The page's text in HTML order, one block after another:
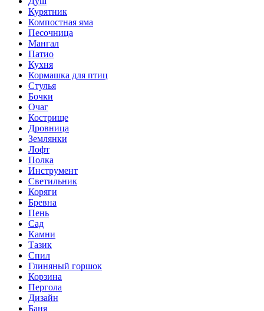
Курятник
Компостная яма
Песочница
Мангал
Патио
Кухня
Кормашка для птиц
Стулья
Бочки
Очаг
Кострище
Дровница
Землянки
Лофт
Полка
Инструмент
Светильник
Коряги
Бревна
Пень
Сад
Камни
Тазик
Спил
Глиняный горшок
Корзина
Пергола
Дизайн
Баня